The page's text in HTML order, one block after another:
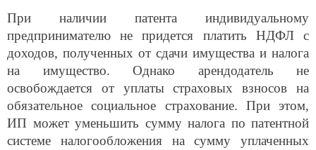
При наличии патента индивидуальному
предпринимателю не придется платить НДФЛ с
доходов, полученных от сдачи имущества и налога
на имущество. Однако арендодатель не
освобождается от уплаты страховых взносов на
обязательное социальное страхование. При этом,
ИП может уменьшить сумму налога по патентной
системе налогообложения на сумму уплаченных